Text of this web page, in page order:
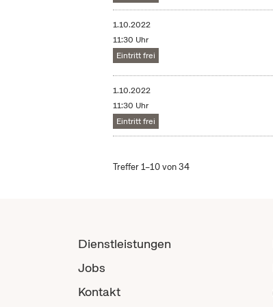
1.10.2022
11:30 Uhr
Eintritt frei
1.10.2022
11:30 Uhr
Eintritt frei
Treffer 1–10 von 34
Dienstleistungen
Jobs
Kontakt